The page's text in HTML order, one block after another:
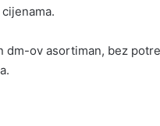
dm-ov asortiman, bez